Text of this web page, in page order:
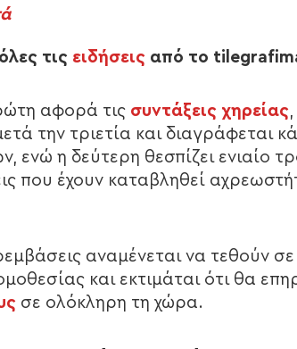
τις ειδήσεις από το
αφορά τις συντάξεις χηρείας
την τριετία και διαγράφεται
ενώ η δεύτερη θεσπίζει ενιαίο
που έχουν καταβληθεί
αναμένεται να τεθούν
και εκτιμάται ότι θα
σε ολόκληρη τη χώρα.